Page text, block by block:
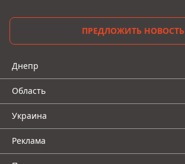
ПРЕДЛОЖИТЬ НОВОСТЬ
Днепр
Область
Украина
Реклама